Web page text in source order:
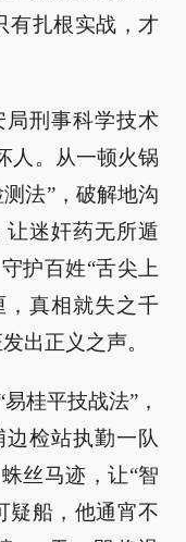
有扎根实战，才
局刑事科学技术
人。从一顿火锅
法”，破解地沟
迷奸药无所遁
护百姓“舌尖上
，真相就失之千
出正义之声。
桂平技战法”，
检站执勤一队
丝马迹，让“智
疑船，他通宵不